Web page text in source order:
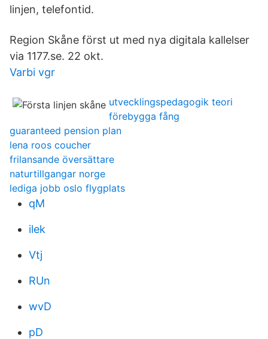
linjen, telefontid.
Region Skåne först ut med nya digitala kallelser
via 1177.se. 22 okt.
Varbi vgr
utvecklingspedagogik teori
förebygga fång
guaranteed pension plan
lena roos coucher
frilansande översättare
naturtillgangar norge
lediga jobb oslo flygplats
qM
ilek
Vtj
RUn
wvD
pD